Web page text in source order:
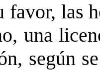
favor, las
una
según